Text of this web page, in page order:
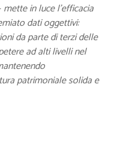
mette in luce l’efficacia
dati oggettivi:
da parte di terzi delle
ad alti livelli nel
patrimoniale solida e